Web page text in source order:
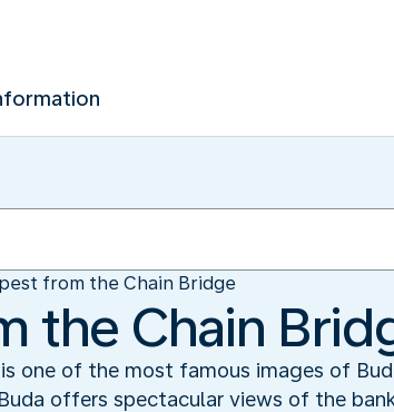
from the Chain Bridge
the Chain
one of the most famous images of
offers spectacular views of the